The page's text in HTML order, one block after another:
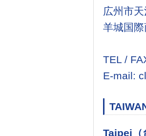
広州市
羊城国
TEL /
E-mail:
Taipei（